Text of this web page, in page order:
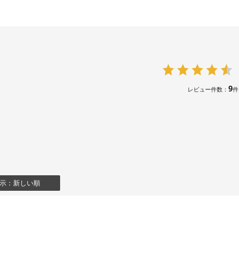
レビュー件数： 9件
：新しい順